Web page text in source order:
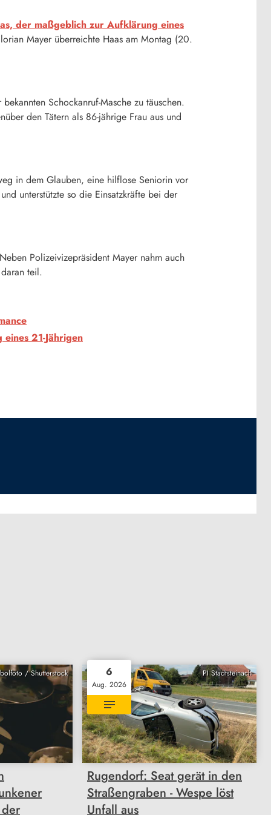
der maßgeblich zur Aufklärung eines
Mayer überreichte Haas am Montag (20.
Schockanruf-Masche zu täuschen.
den Tätern als 86-jährige Frau aus und
in dem Glauben, eine hilflose Seniorin vor
unterstützte so die Einsatzkräfte bei der
Polizeivizepräsident Mayer nahm auch
teil.
21-Jährigen
/ Shutterstock PI Stadtsteinach
6
Aug. 2026
Rugendorf: Seat gerät in den
Straßengraben - Wespe löst
Unfall aus